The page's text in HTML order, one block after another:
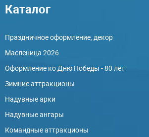
Каталог
Праздничное оформление, декор
Масленица 2026
Оформление ко Дню Победы - 80 лет
Зимние аттракционы
Надувные арки
Надувные ангары
Командные аттракционы